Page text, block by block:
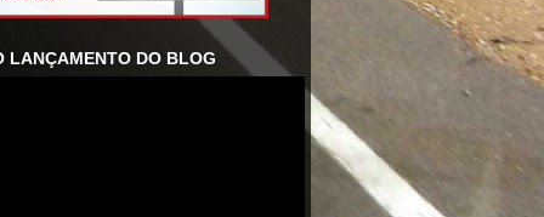
LANÇAMENTO DO BLOG